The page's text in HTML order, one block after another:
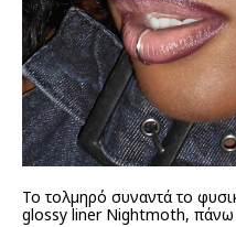
Το τολμηρό συναντά το
glossy liner Nightmoth,